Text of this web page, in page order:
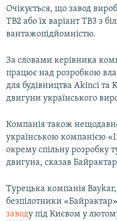
Очікується, що завод
TB2 або їх варіант TB3 з
вантажопідйомністю.
За словами керівника
працює над розробкою
для будівництва Akinci та
двигуни українського
Компанія також
українською компанією
окрему спільну розробку
двигуна, сказав
Турецька компанія
безпілотники
заводу під Києвом у